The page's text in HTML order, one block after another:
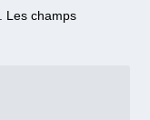
Les champs